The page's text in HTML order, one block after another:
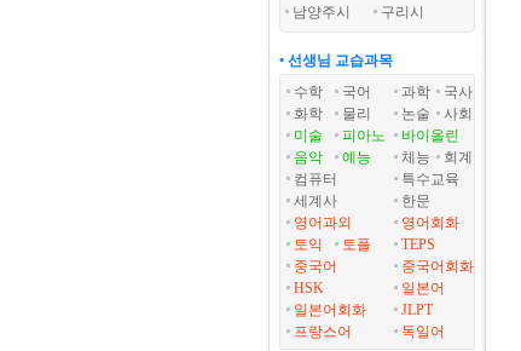
남양주시
구리시
• 선생님 교습과목
수학
국어 과학
국사
화학
물리 논술
사회
미술
피아노
바이올린
음악
예능 체능
회계
컴퓨터
특수교육
세계사
한문
영어과외
영어회화
토익
토플
TEPS
중국어
중국어회화
HSK
일본어
일본어회화
JLPT
프랑스어
독일어